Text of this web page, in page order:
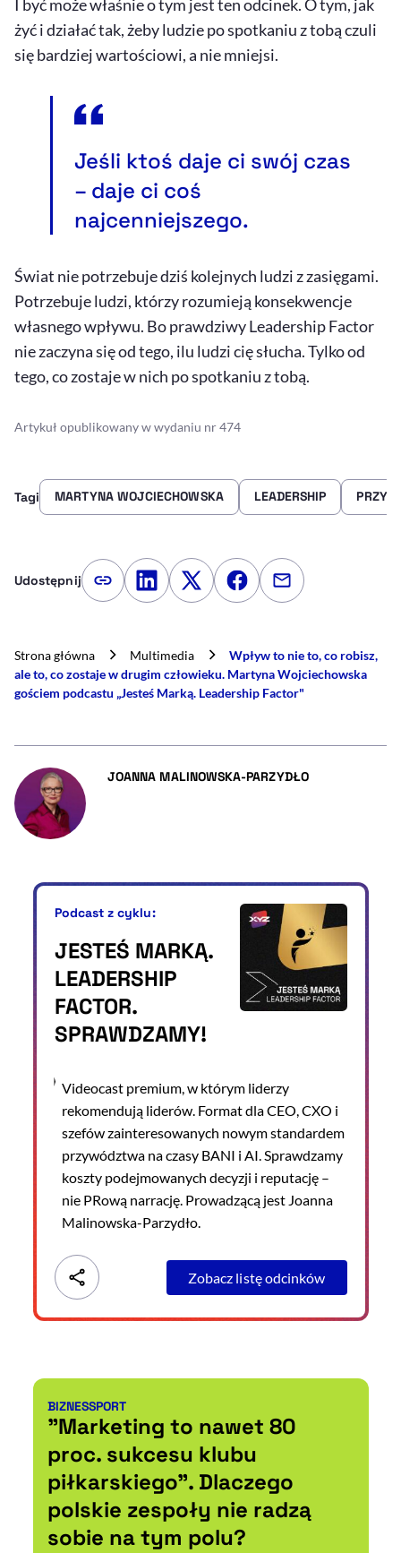
I być może właśnie o tym jest ten odcinek. O tym, jak
żyć i działać tak, żeby ludzie po spotkaniu z tobą czuli
się bardziej wartościowi, a nie mniejsi.
Jeśli ktoś daje ci swój czas
– daje ci coś
najcenniejszego.
Świat nie potrzebuje dziś kolejnych ludzi z zasięgami.
Potrzebuje ludzi, którzy rozumieją konsekwencje
własnego wpływu. Bo prawdziwyLeadership Factor
nie zaczyna się od tego, ilu ludzi cię słucha. Tylko od
tego, co zostaje w nich po spotkaniu z tobą.
Podcast z cyklu:
JESTEŚ MARKĄ.
LEADERSHIP
FACTOR.
SPRAWDZAMY!
Videocast premium, w którym liderzy
rekomendują liderów. Format dla CEO, CXO i
szefów zainteresowanych nowym standardem
przywództwa na czasy BANI i AI. Sprawdzamy
koszty podejmowanych decyzji i reputację –
nie PRową narrację. Prowadzącą jest Joanna
Malinowska-Parzydło.
Zobacz listę odcinków
Kategorie artykułu:
BIZNESSPORT
"Marketing to nawet 80
proc. sukcesu klubu
piłkarskiego". Dlaczego
polskie zespoły nie radzą
sobie na tym polu?
Artykuł opublikowany w wydaniu nr 474
Tagi MARTYNA WOJCIECHOWSKA LEADERSHIP
Udostępnij Kopiuj link artykułu
Udostępnij na LinkedIn
Udostępnij na Twitterze
Udostępnij na
Udostępnij
Strona główna Multimedia
Wpływ to nie to, co robisz,
ale to, co zostaje w drugim człowieku. Martyna Wojciechowska
gościem podcastu „Jesteś Marką. Leadership Factor"
JOANNA MALINOWSKA-PARZYDŁO- AUTOR